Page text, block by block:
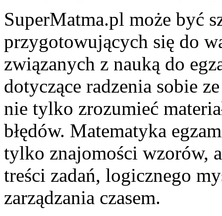
SuperMatma.pl może być
przygotowujących się do
związanych z nauką do
dotyczące radzenia sobie
nie tylko zrozumieć
błędów. Matematyka
tylko znajomości wzorów,
treści zadań, logicznego
zarządzania czasem.